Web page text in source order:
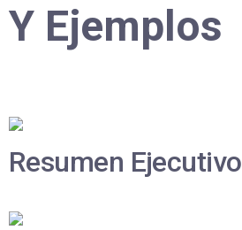
Y Ejemplos
Resumen Ejecutivo